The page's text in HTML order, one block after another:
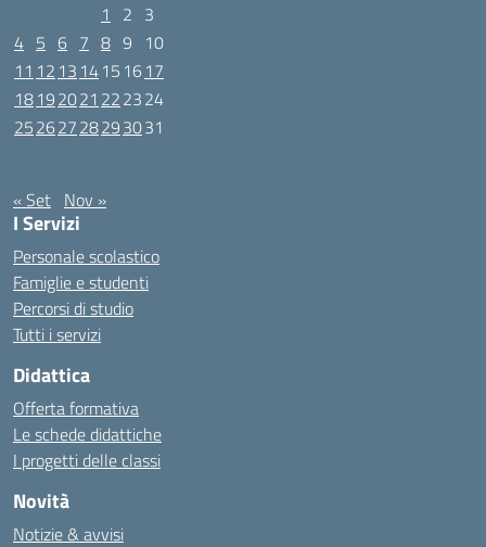
1
2 3
4 5 6 7 8 9 10
11 12 13 1415 1617
18192021 222324
25262728293031
« Set Nov »
I Servizi
Personale scolastico
Famiglie e studenti
Percorsi di studio
Tutti i servizi
Didattica
Offerta formativa
Le schede didattiche
I progetti delle classi
Novità
Notizie & avvisi